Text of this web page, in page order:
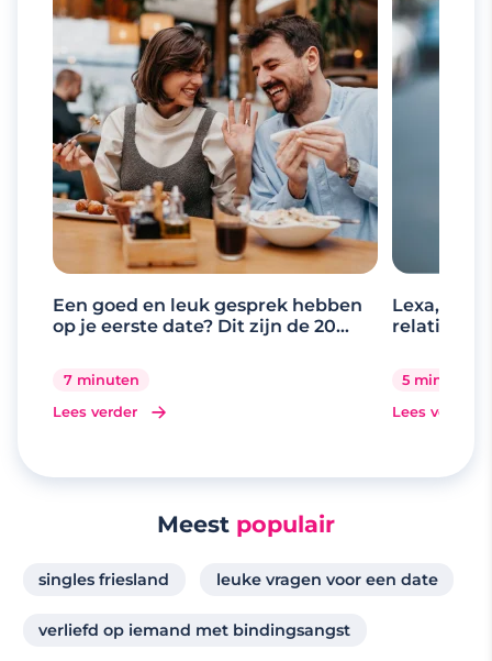
Een goed en leuk gesprek hebben
op je eerste date? Dit zijn de 20
7 minuten
Lees verder
Lexa, de
relaties
5 minuten
Lees verder
Meest populair
singles friesland leuke vragen voor een date
verliefd op iemand met bindingsangst